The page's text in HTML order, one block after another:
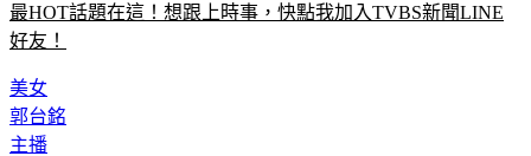
最HOT話題在這！想跟上時事，快點我加入TVBS新聞LINE
好友！
美女
郭台銘
主播